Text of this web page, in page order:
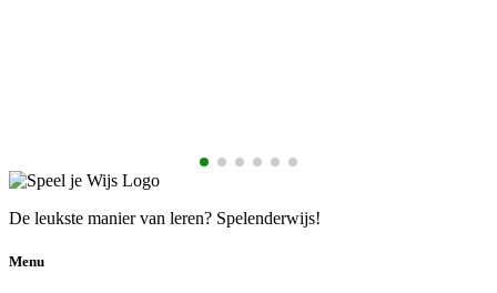
De leukste manier van leren? Spelenderwijs!
Menu